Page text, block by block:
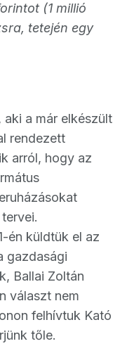
(1 millió
tetején egy
a már elkészült
rendezett
arról, hogy az
én küldtük el az
gazdasági
Ballai Zoltán
választ nem
felhívtuk Kató
tőle.